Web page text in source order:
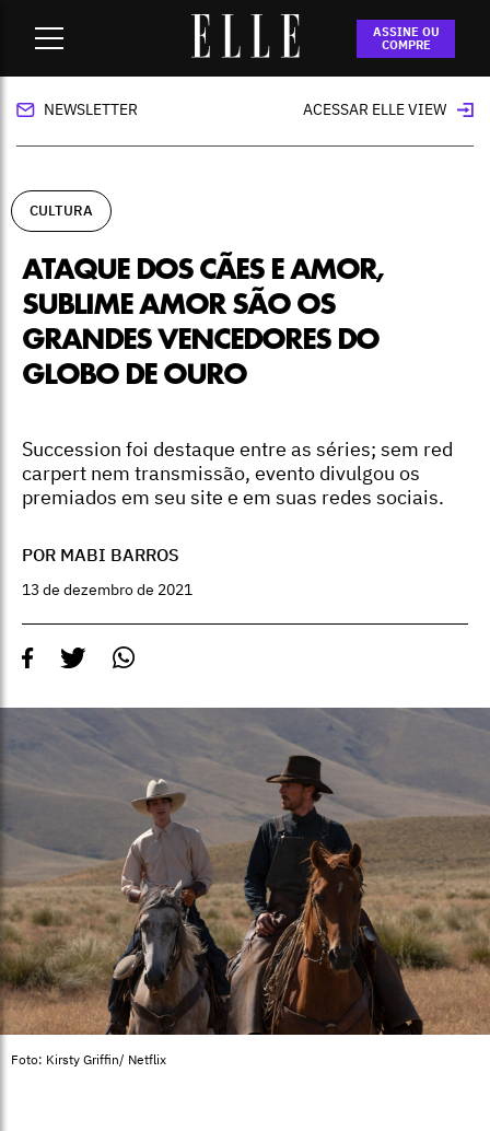
ASSINE OU
COMPRE
Ataque dos Cães e Amor, Sublime Amor são
os grandes vencedores do Globo de Ouro
NEWSLETTER ACESSAR ELLE VIEW
CULTURA
ATAQUE DOS CÃES E AMOR,
SUBLIME AMOR SÃO OS
GRANDES VENCEDORES DO
GLOBO DE OURO
Succession foi destaque entre as séries; sem red
carpert nem transmissão, evento divulgou os
premiados em seu site e em suas redes sociais.
POR MABI BARROS
13 de dezembro de 2021
Foto: Kirsty Griffin/ Netflix